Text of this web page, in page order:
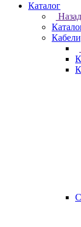
Каталог
Назад